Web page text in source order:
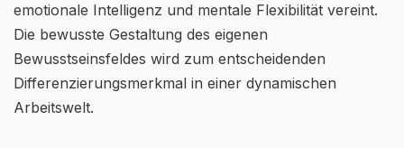
emotionale Intelligenz und mentale Flexibilität vereint.
Die bewusste Gestaltung des eigenen
Bewusstseinsfeldes wird zum entscheidenden
Differenzierungsmerkmal in einer dynamischen
Arbeitswelt.